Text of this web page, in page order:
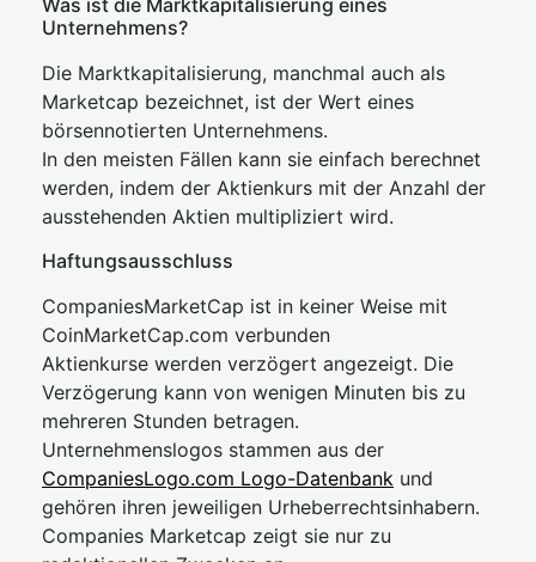
Was ist die Marktkapitalisierung eines
Unternehmens?
Die Marktkapitalisierung, manchmal auch als
Marketcap bezeichnet, ist der Wert eines
börsennotierten Unternehmens.
In den meisten Fällen kann sie einfach berechnet
werden, indem der Aktienkurs mit der Anzahl der
ausstehenden Aktien multipliziert wird.
Haftungsausschluss
CompaniesMarketCap ist in keiner Weise mit
CoinMarketCap.com verbunden
Aktienkurse werden verzögert angezeigt. Die
Verzögerung kann von wenigen Minuten bis zu
mehreren Stunden betragen.
Unternehmenslogos stammen aus der
CompaniesLogo.com Logo-Datenbank und
gehören ihren jeweiligen Urheberrechtsinhabern.
Companies Marketcap zeigt sie nur zu